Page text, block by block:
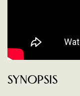
Synopsis